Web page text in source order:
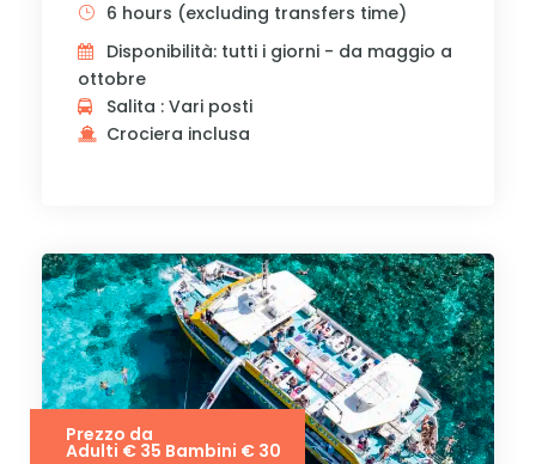
6 hours (excluding transfers time)
Disponibilità: tutti i giorni - da maggio a
ottobre
Salita : Vari posti
Crociera inclusa
Prezzo da
Adulti € 35 Bambini € 30